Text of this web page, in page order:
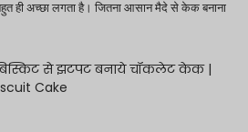
ही अच्छा लगता है। जितना आसान मैदे से केक बनाना
से झटपट बनाये चॉकलेट केक |
Cake